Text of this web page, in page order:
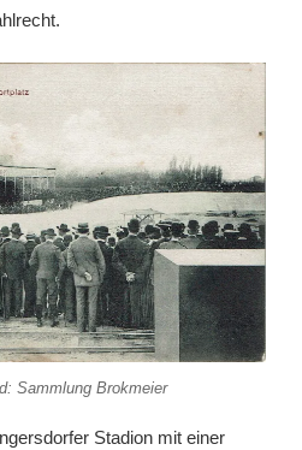
Sammlung Brokmeier
Stadion mit einer